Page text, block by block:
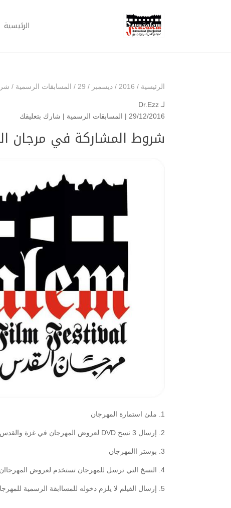
الرئيسية
الرئيسية /
2016
/ ديسمبر /
29
/ المسابقات الرسمية /
لـ Dr.Ezz
29/12/2016 |
المسابقات الرسمية | شارك بتعليقك
شروط المشاركة في مرجان
1. ملئ استمارة المهرجان
2. إرسال 3 نسخ DVD لعروض المهرجان في غزة والقدس والضفة الغربية
3. بوستر االمهرجان
4. النسخ التي ترسل للمهرجان تستخدم لعروض المهرجاان ولا يحق للمهرجان التصرف بها خارج إطاار المهرجان
5. إرسال الفيلم لا يلزم دخوله للمساابقة الرسمية للمهرجان